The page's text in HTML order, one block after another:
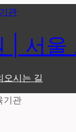
| 서
오시는 길